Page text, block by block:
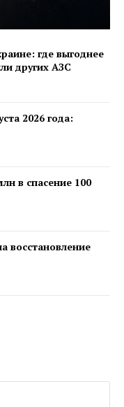
где выгоднее
других АЗС
2026 года:
в спасение 100
восстановление